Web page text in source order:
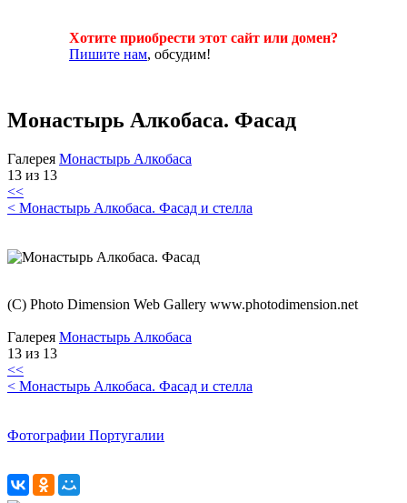
Хотите приобрести этот сайт или домен?
Пишите нам, обсудим!
Монастырь Алкобаса. Фасад
Галерея Монастырь Алкобаса
13 из 13
<<
< Монастырь Алкобаса. Фасад и стелла
(C) Photo Dimension Web Gallery www.photodimension.net
Галерея Монастырь Алкобаса
13 из 13
<<
< Монастырь Алкобаса. Фасад и стелла
Фотографии Португалии